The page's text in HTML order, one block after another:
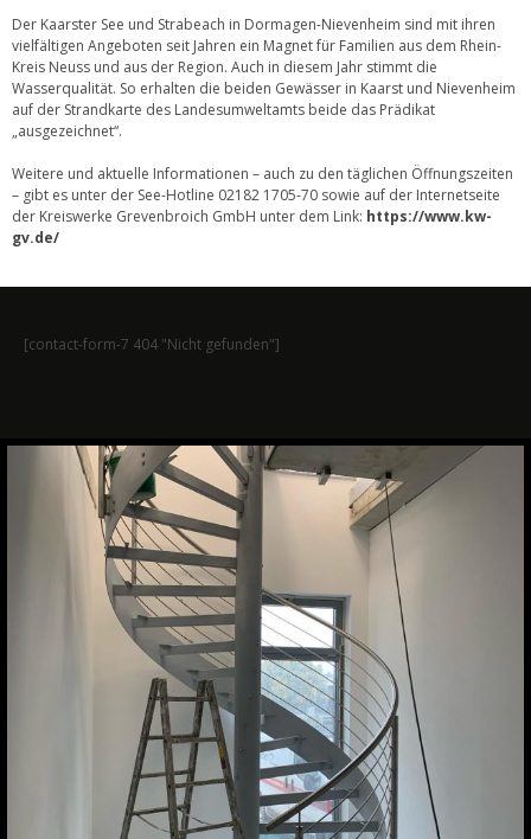
Der Kaarster See und Strabeach in Dormagen-Nievenheim sind mit ihren
vielfältigen Angeboten seit Jahren ein Magnet für Familien aus dem Rhein-
Kreis Neuss und aus der Region. Auch in diesem Jahr stimmt die
Wasserqualität. So erhalten die beiden Gewässer in Kaarst und Nievenheim
auf der Strandkarte des Landesumweltamts beide das Prädikat
„ausgezeichnet“.
Weitere und aktuelle Informationen – auch zu den täglichen Öffnungszeiten
– gibt es unter der See-Hotline 02182 1705-70 sowie auf der Internetseite
der Kreiswerke Grevenbroich GmbH unter dem Link: https://www.kw-
gv.de/
[contact-form-7 404 "Nicht gefunden"]